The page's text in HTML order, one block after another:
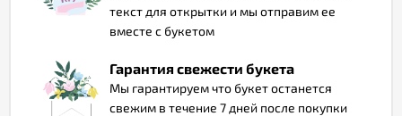
текст для открытки и мы отправим ее
вместе с букетом
Гарантия свежести букета
Мы гарантируем что букет останется
свежим в течение 7 дней после покупки